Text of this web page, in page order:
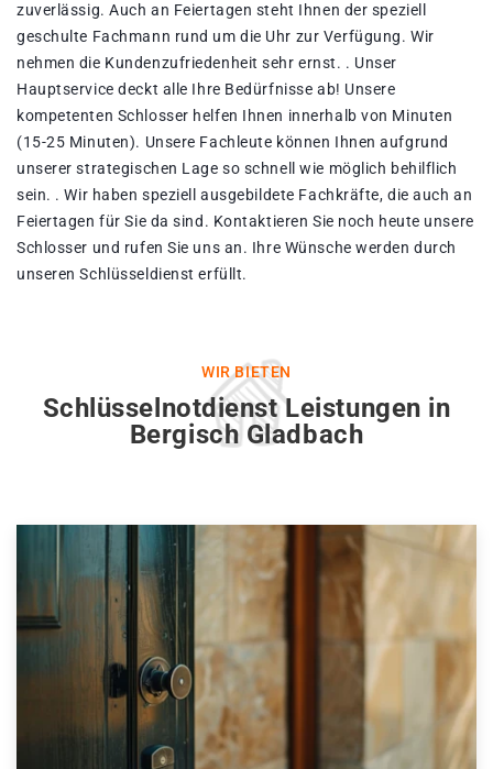
zuverlässig. Auch an Feiertagen steht Ihnen der speziell
geschulte Fachmann rund um die Uhr zur Verfügung. Wir
nehmen die Kundenzufriedenheit sehr ernst. . Unser
Hauptservice deckt alle Ihre Bedürfnisse ab! Unsere
kompetenten Schlosser helfen Ihnen innerhalb von Minuten
(15-25 Minuten). Unsere Fachleute können Ihnen aufgrund
unserer strategischen Lage so schnell wie möglich behilflich
sein. . Wir haben speziell ausgebildete Fachkräfte, die auch an
Feiertagen für Sie da sind. Kontaktieren Sie noch heute unsere
Schlosser und rufen Sie uns an. Ihre Wünsche werden durch
unseren Schlüsseldienst erfüllt.
WIR BIETEN
Schlüsselnotdienst Leistungen in
Bergisch Gladbach